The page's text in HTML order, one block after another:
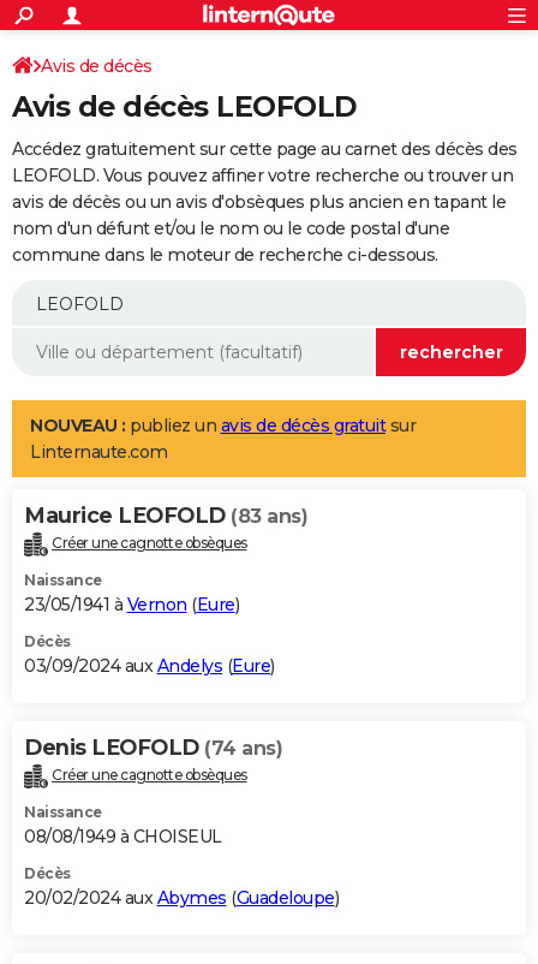
ACTUALITÉS
Politique
Société
Faits Divers
Education
Monde
Villes
+
SPORT
Coupe du monde 2026
Football
Tennis
Cyclisme
Rugby
Forum
Programme TV
TNTStreaming
Cinéma
Sorties cinéma
Musique
+FINANCE
Retraite
Epargne
Immobilier
Risques naturels par ville
Banque
Assurance
AUTO
Essais
Réserver un essai
Citadines
Berlines
SUV
Forum auto
+
Mobiles
Meilleur smartphone
Internet
Ordinateurs
Jeux vidéo
Guide high-tech
Aménagement intérieur
LIFESTYLE
Art de vivre
Bien-être
Loisirs
Mode
Modes de vie
Alimentation
Guide de la santé
Maladies
Médicaments
Sommeil
VOYAGE
Destinations
City break
Voyage nature
Voyage de noces
Forum
Climat
+PHOTO
GUIDES D'ACHAT
BONS PLANS
Carte de Noël
Carte Bonne année
Carte Saint-Valentin
Carte Pâques
Carte d'anniversaire
DICTIONNAIRE
Dictionnaire
Biographies
Citations
Expressions
Proverbes
PROGRAMME TV
S'inscrire
Se connecter
Lycées
Collèges
Primaires
Universités
Entreprises
Service militaire
Avis de recherche
AVIS DE DÉCÈS
Avis de décès
Avis de décès LEOFOLD
Accédez gratuitement sur cette page au carnet des décès des
LEOFOLD. Vous pouvez affiner votre recherche ou trouver un
avis de décès ou un avis d'obsèques plus ancien en tapant le
nom d'un défunt et/ou le nom ou le code postal d'une
commune dans le moteur de recherche ci-dessous.
NOUVEAU : publiez un avis de décès gratuitsur
Linternaute.com
Maurice LEOFOLD (83 ans)
Créer une cagnotte obsèques
Naissance
23/05/1941 à Vernon (Eure)
Décès
03/09/2024 auxAndelys (Eure)
Denis LEOFOLD (74 ans)
Créer une cagnotte obsèques
Naissance
08/08/1949 à CHOISEUL
Décès
20/02/2024 auxAbymes (Guadeloupe)